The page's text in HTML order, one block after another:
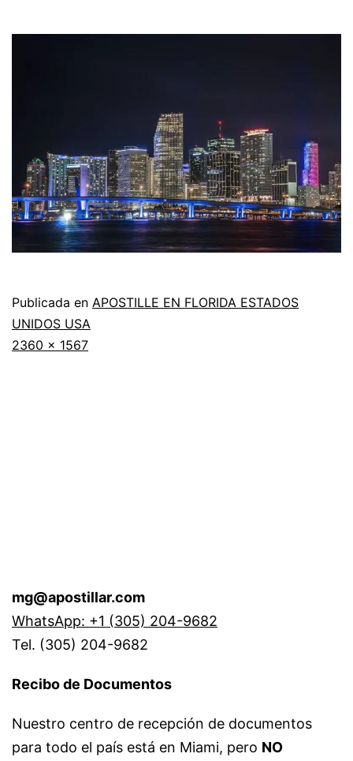
Publicada en APOSTILLE EN FLORIDA ESTADOS
UNIDOS USA
Tamaño
2360 × 1567
mg@apostillar.com
WhatsApp: +1 (305) 204-9682
Tel. (305) 204-9682
Recibo de Documentos
Nuestro centro de recepción de documentos
para todo el país está en Miami, pero NO